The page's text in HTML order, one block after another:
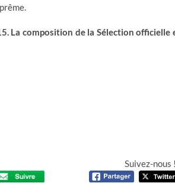
La composition de la Sélection officielle
Suivez-nous